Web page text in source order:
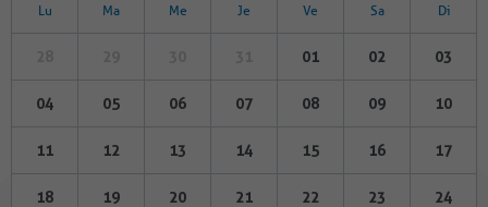
Lu Ma Me Je Ve Sa Di
01 02 03
04 05 06 07 08 09 10
11 12 13 14 15 16 17
18 19 20 21 22 23 24